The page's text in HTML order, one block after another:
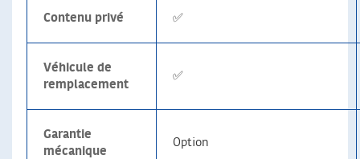
Contenu privé ✅
Véhicule de
remplacement
✅
Garantie
mécanique
Option